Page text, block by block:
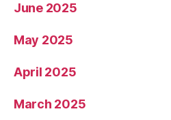
June 2025
May 2025
April 2025
March 2025